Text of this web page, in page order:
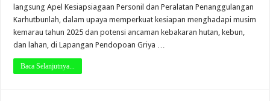
langsung Apel Kesiapsiagaan Personil dan Peralatan Penanggulangan
Karhutbunlah, dalam upaya memperkuat kesiapan menghadapi musim
kemarau tahun 2025 dan potensi ancaman kebakaran hutan, kebun,
dan lahan, di Lapangan Pendopoan Griya …
Baca Selanjutnya...